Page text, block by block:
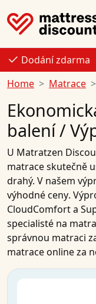
Dodání zdarma
Home
Matrace
balení /
U Matratzen
matraceskutečně
drahý. V našem
výhodné ceny.
CloudComforta
specialisté na
správnou matraci
matraceonlineza